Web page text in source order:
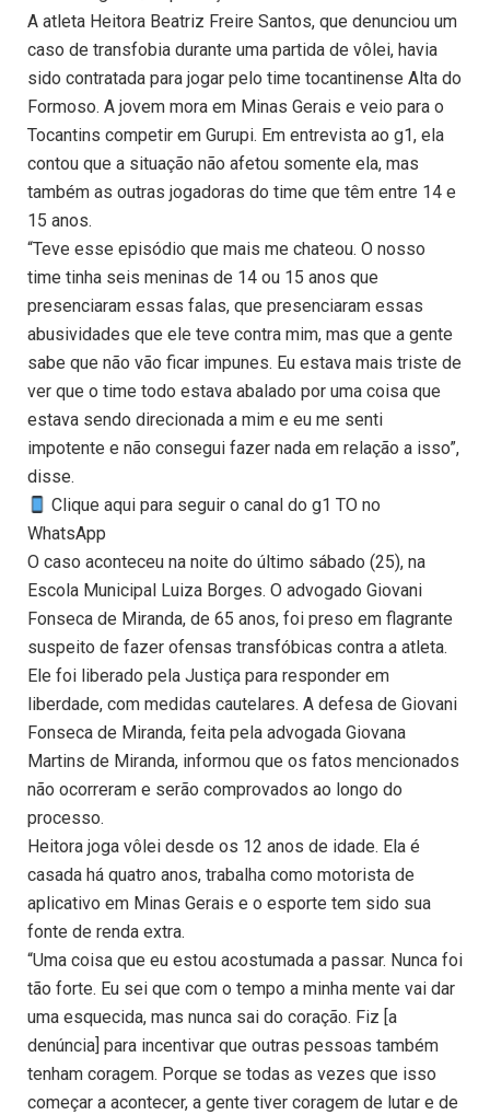
A atleta Heitora Beatriz Freire Santos, que denunciou um
caso de transfobia durante uma partida de vôlei, havia
sido contratada para jogar pelo time tocantinense Alta do
Formoso. A jovem mora em Minas Gerais e veio para o
Tocantins competir em Gurupi. Em entrevista ao g1, ela
contou que a situação não afetou somente ela, mas
também as outras jogadoras do time que têm entre 14 e
15 anos.
“Teve esse episódio que mais me chateou. O nosso
time tinha seis meninas de 14 ou 15 anos que
presenciaram essas falas, que presenciaram essas
abusividades que ele teve contra mim, mas que a gente
sabe que não vão ficar impunes. Eu estava mais triste de
ver que o time todo estava abalado por uma coisa que
estava sendo direcionada a mim e eu me senti
impotente e não consegui fazer nada em relação a isso”,
disse.
Clique aqui para seguir o canal do g1 TO no
WhatsApp
O caso aconteceu na noite do último sábado (25), na
Escola Municipal Luiza Borges. O advogado Giovani
Fonseca de Miranda, de 65 anos, foi preso em flagrante
suspeito de fazer ofensas transfóbicas contra a atleta.
Ele foi liberado pela Justiça para responder em
liberdade, com medidas cautelares. A defesa de Giovani
Fonseca de Miranda, feita pela advogada Giovana
Martins de Miranda, informou que os fatos mencionados
não ocorreram e serão comprovados ao longo do
processo.
Heitora joga vôlei desde os 12 anos de idade. Ela é
casada há quatro anos, trabalha como motorista de
aplicativo em Minas Gerais e o esporte tem sido sua
fonte de renda extra.
“Uma coisa que eu estou acostumada a passar. Nunca foi
tão forte. Eu sei que com o tempo a minha mente vai dar
uma esquecida, mas nunca sai do coração. Fiz [a
denúncia] para incentivar que outras pessoas também
tenham coragem. Porque se todas as vezes que isso
começar a acontecer, a gente tiver coragem de lutar e de